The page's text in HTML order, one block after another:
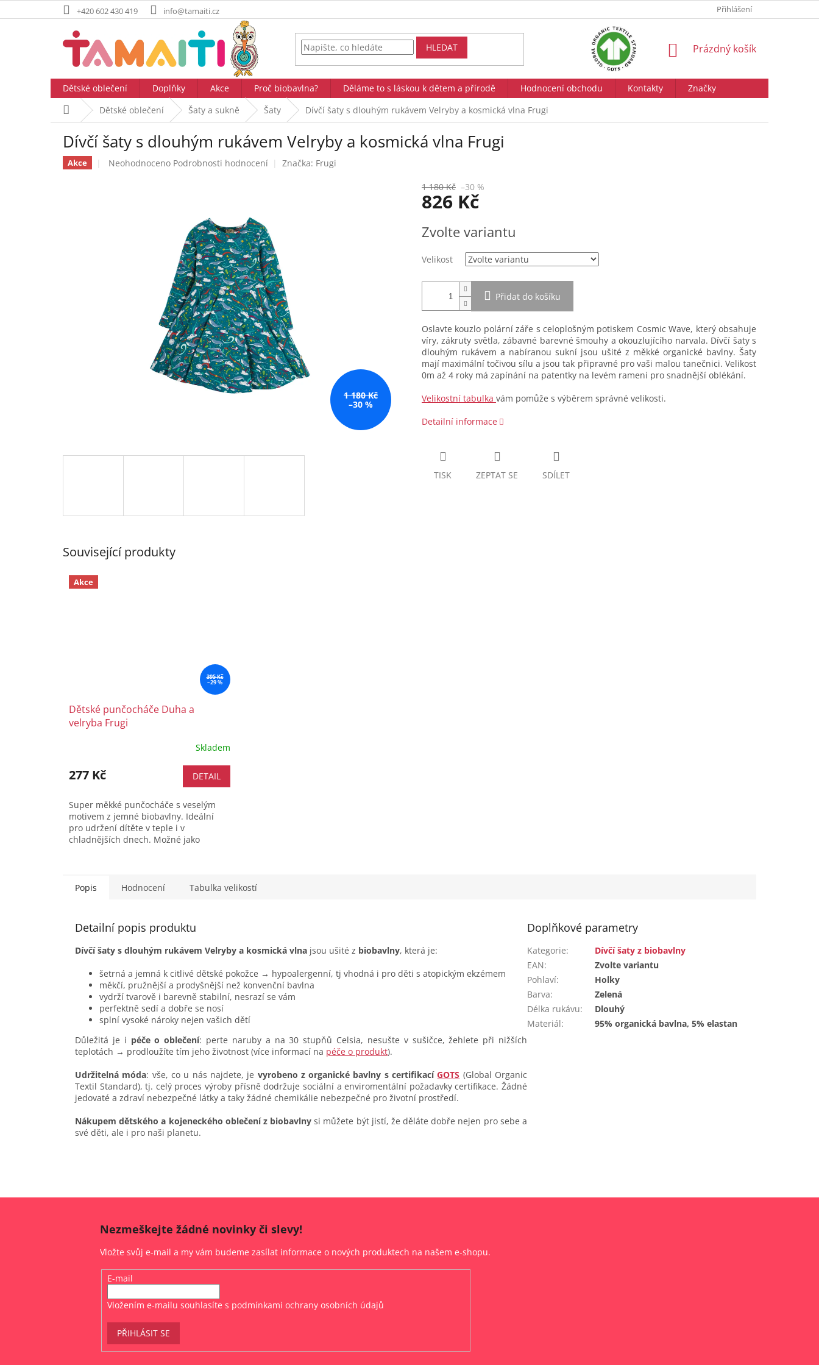
na
+420 602 430 419 info@tamaiti.cz Přihlášení
HLEDAT
NÁKUPNÍ
Prázdný košík
Dětské oblečení Doplňky Akce Proč biobavlna? Děláme to s láskou k dětem a přírodě Hodnocení obchodu Kontakty
Značky
Domů Dětské oblečení Šaty a sukně Šaty Dívčí šaty s dlouhým rukávem Velryby a kosmická vlna Frugi
Dívčí šaty s dlouhým rukávem Velryby a kosmická vlna Frugi
Akce
Průměrné
Neohodnoceno Podrobnosti hodnocení Značka: Frugi
1 180 Kč
–30 %
1 180 Kč –30 %
826 Kč
cena:
Zvolte variantu
Velikost
Přidat do košíku
Oslavte kouzlo polární záře s celoplošným potiskem Cosmic Wave, který obsahuje
víry, zákruty světla, zábavné barevné šmouhy a okouzlujícího narvala. Dívčí šaty s
dlouhým rukávem a nabíranou sukní jsou ušité z měkké organické bavlny. Šaty
mají maximální točivou sílu a jsou tak připravné pro vaši malou tanečnici. Velikost
0m až 4 roky má zapínání na patentky na levém rameni pro snadnější oblékání.
Velikostní tabulka vám pomůže s výběrem správné velikosti.
Detailní informace
TISK ZEPTAT SE SDÍLET
Související produkty
Akce
395 Kč
–29 %
Dětské punčocháče Duha a
velryba Frugi
Skladem
277 Kč DETAIL
Super měkké punčocháče s veselým
motivem z jemné biobavlny. Ideální
pro udržení dítěte v teple i v
chladnějších dnech. Možné jako
Popis Hodnocení Tabulka velikostí
Detailní popis produktu
Dívčí šaty s dlouhým rukávem Velryby a kosmická vlna jsou ušité z biobavlny, která je:
šetrná a jemná k citlivé dětské pokožce → hypoalergenní, tj vhodná i pro děti s atopickým ekzémem
měkčí, pružnější a prodyšnější než konvenční bavlna
vydrží tvarově i barevně stabilní, nesrazí se vám
perfektně sedí a dobře se nosí
splní vysoké nároky nejen vašich dětí
Důležitá je i péče o oblečení: perte naruby a na 30 stupňů Celsia, nesušte v sušičce, žehlete při nižších
teplotách → prodloužíte tím jeho životnost (více informací na péče o produkt).
Udržitelná móda: vše, co u nás najdete, je vyrobeno z organické bavlny s certifikacíGOTS (Global Organic
Textil Standard), tj. celý proces výroby přísně dodržuje sociální a enviromentální požadavky certifikace. Žádné
jedovaté a zdraví nebezpečné látky a taky žádné chemikálie nebezpečné pro životní prostředí.
Nákupem dětského a kojeneckého oblečení z biobavlny si můžete být jistí, že děláte dobře nejen pro sebe a
své děti, ale i pro naši planetu.
Doplňkové parametry
Kategorie:
Dívčí šaty z biobavlny
EAN:
Zvolte variantu
Pohlaví:
Holky
Barva:
Zelená
Délka rukávu:
Dlouhý
Materiál: 95% organická bavlna, 5% elastan
Nezmeškejte žádné novinky či slevy!
Vložte svůj e-mail a my vám budeme zasílat informace o nových produktech na našem e-shopu.
E-mail
Vložením e-mailu souhlasíte s podmínkami ochrany osobních údajů
PŘIHLÁSIT SE